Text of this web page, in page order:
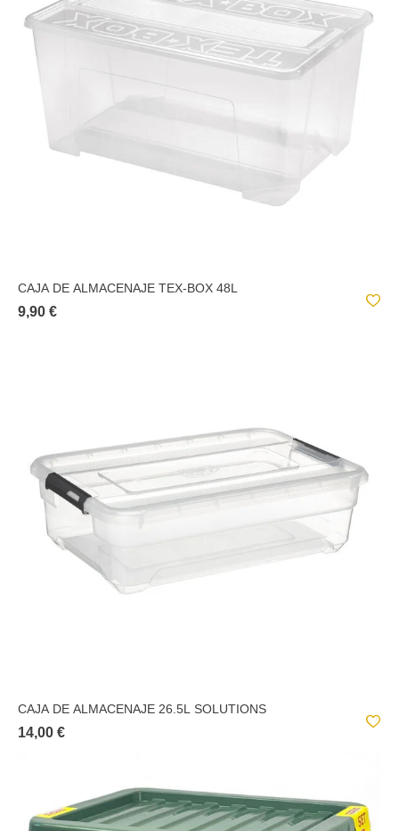
CAJA DE ALMACENAJE TEX-BOX 48L
9,90 €
CAJA DE ALMACENAJE 26.5L SOLUTIONS
14,00 €